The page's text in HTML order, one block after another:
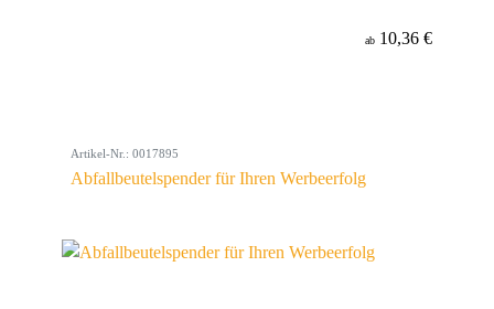
ab 10,36 €
Artikel-Nr.: 0017895
Abfallbeutelspender für Ihren Werbeerfolg